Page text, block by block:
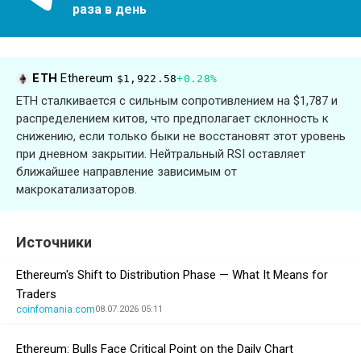
раза в день
ETHEthereum $1,922.58+0.28%
ETH сталкивается с сильным сопротивлением на $1,787 и
распределением китов, что предполагает склонность к
снижению, если только быки не восстановят этот уровень
при дневном закрытии. Нейтральный RSI оставляет
ближайшее направление зависимым от
макрокатализаторов.
Источники
Ethereum's Shift to Distribution Phase — What It Means for
Traders
coinfomania.com08.07.2026 05:11
Ethereum: Bulls Face Critical Point on the Daily Chart